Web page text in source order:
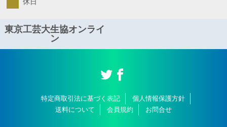
東京工芸大生協オンライ
ン
特定商取引法に基づく表記
個人情報保護方針
送料について
会員規約 お問合せ